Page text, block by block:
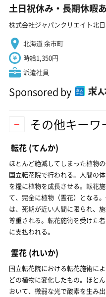
土日祝休み・長期休暇
株式会社ジャパンクリエイト北
北海道 余市町
時給1,350円
派遣社員
Sponsored by
その他キーワ
転花 (てんか)
ほとんど絶滅してしまった植物
国立転花院で行われる。人間の
を糧に植物を成長させる。転花
て、完全に植物（霊花）となる
は、死期が近い人間に限られ、
尊重される。転花施術を受けた
に支払われる。
霊花 (れいか)
国立転花院における転花施術に
どの植物に変化したもの。ほと
おいて、微弱な光で酸素を生み